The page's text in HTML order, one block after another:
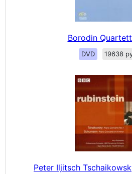
Borodin
DVD 19638
Peter Iljitsch